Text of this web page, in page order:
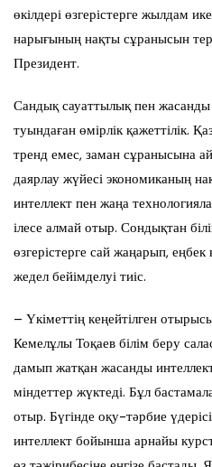
өкілдері өзгерістерге жылдам
нарығының нақты сұранысын
Президент.
Сандық сауаттылық пен
туындаған өмірлік қажеттілік.
тренд емес, заман сұранысына
даярлау жүйесі экономиканың
интеллект пен жаңа
ілесе алмай отыр. Сондықтан
өзгерістерге сай жаңарып,
жедел бейімделуі тиіс.
– Үкіметтің кеңейтілген
Кемелұлы Тоқаев білім беру
дамып жатқан жасанды
міндеттер жүктеді. Бұл
отыр. Бүгінде оқу-тәрбие
интеллект бойынша арнайы